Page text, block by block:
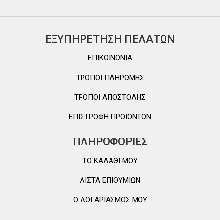
ΕΞΥΠΗΡΕΤΗΣΗ ΠΕΛΑΤΩΝ
ΕΠΙΚΟΙΝΩΝΙΑ
ΤΡΟΠΟΙ ΠΛΗΡΩΜΗΣ
ΤΡΟΠΟΙ ΑΠΟΣΤΟΛΗΣ
ΕΠΙΣΤΡΟΦΗ ΠΡΟΙΟΝΤΩΝ
ΠΛΗΡΟΦΟΡΙΕΣ
TO ΚΑΛΑΘΙ MOY
ΛΙΣΤΑ ΕΠΙΘΥΜΙΩΝ
Ο ΛΟΓΑΡΙΑΣΜΟΣ ΜΟΥ